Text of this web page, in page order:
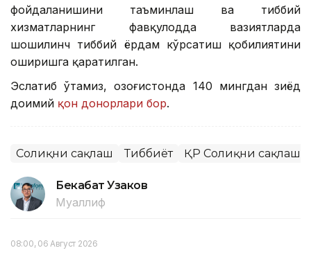
фойдаланишини таъминлаш ва тиббий
хизматларнинг фавқулодда вазиятларда
шошилинч тиббий ёрдам кўрсатиш қобилиятини
оширишга қаратилган.
Эслатиб ўтамиз, Қозоғистонда 140 мингдан зиёд
доимий қон донорлари бор.
Соғлиқни сақлаш Тиббиёт ҚР Соғлиқни сақлаш
Бекабат Узаков
Муаллиф
08:00, 06 Август 2026